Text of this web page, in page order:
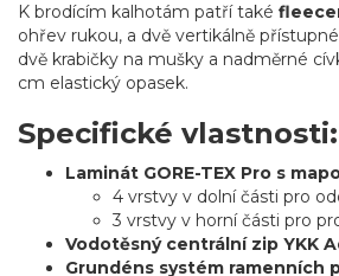
K brodícím kalhotám patří také
ohřev rukou, a dvě vertikálně
dvě krabičky na mušky a nadměrné
cm elastický opasek.
Specifické vlastnosti:
Laminát GORE-TEX Pro s
4 vrstvy v dolní části pro
3 vrstvy v horní části pro
Vodotěsný centrální zip YKK
Grundéns systém ramenních